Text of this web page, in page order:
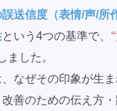
送信度（表情/声/所
という4つの基準で、
ました。
なぜその印象が生
善のための伝え方